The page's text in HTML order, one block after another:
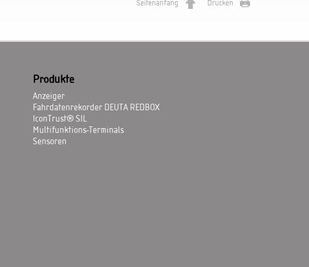
Drucken
Seitenanfang
Produkte
Anzeiger
Fahrdatenrekorder DEUTA REDBOX
IconTrust® SIL
Multifunktions-Terminals
Sensoren